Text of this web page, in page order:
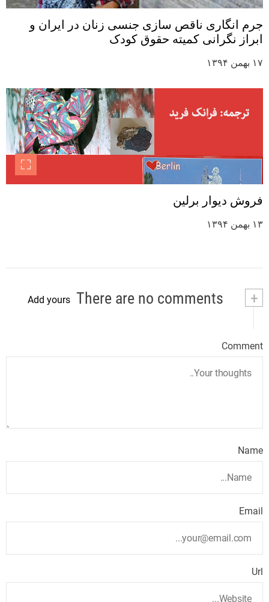
جرم انگاری ناقص سازی جنسی زنان در ایران و
ابراز نگرانی کمیته حقوق کودک
۱۷ بهمن ۱۳۹۴
فروش دیوار برلین
۱۳ بهمن ۱۳۹۴
+
Add yours
Comment
Name
Email
Url